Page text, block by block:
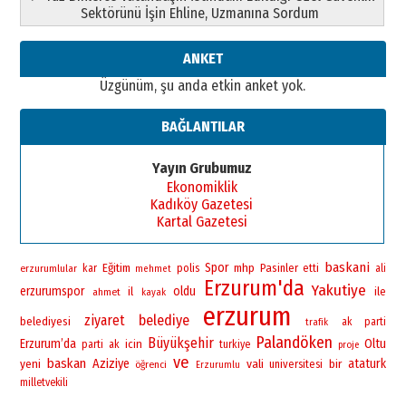
26 Mart 2026 Perşembe
gönül adamı Faruk Terzioğlu!
bir vizyon proje daha!
02 Ağustos 2026 Pazar
Sektörünü İşin Ehline, Uzmanına Sordum
ANKET
Üzgünüm, şu anda etkin anket yok.
BAĞLANTILAR
Yayın Grubumuz
Ekonomiklik
Kadıköy Gazetesi
Kartal Gazetesi
erzurumlular kar Eğitim mehmet polis Spor mhp Pasinler etti baskani ali
erzurumspor ahmet il kayak oldu Erzurum'da Yakutiye ile
belediyesi ziyaret belediye erzurum trafik ak parti
Erzurum’da parti ak icin Büyükşehir turkiye Palandöken proje Oltu
yeni baskan Aziziye öğrenci ve Erzurumlu vali universitesi bir ataturk
milletvekili